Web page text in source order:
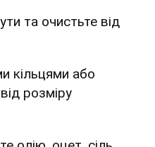
та очистьте від
кільцями або
розміру